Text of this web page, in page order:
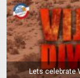
Lets celebrate